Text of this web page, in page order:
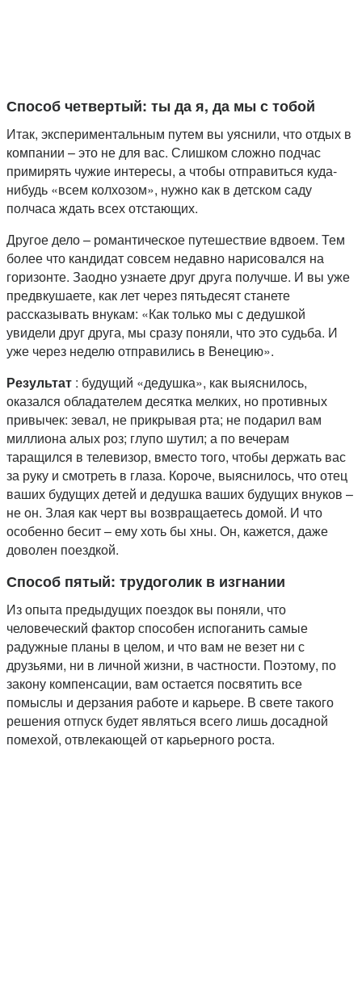
Способ четвертый: ты да я, да мы с тобой
Итак, экспериментальным путем вы уяснили, что отдых в
компании – это не для вас. Слишком сложно подчас
примирять чужие интересы, а чтобы отправиться куда-
нибудь «всем колхозом», нужно как в детском саду
полчаса ждать всех отстающих.
Другое дело – романтическое путешествие вдвоем. Тем
более что кандидат совсем недавно нарисовался на
горизонте. Заодно узнаете друг друга получше. И вы уже
предвкушаете, как лет через пятьдесят станете
рассказывать внукам: «Как только мы с дедушкой
увидели друг друга, мы сразу поняли, что это судьба. И
уже через неделю отправились в Венецию».
Результат : будущий «дедушка», как выяснилось,
оказался обладателем десятка мелких, но противных
привычек: зевал, не прикрывая рта; не подарил вам
миллиона алых роз; глупо шутил; а по вечерам
таращился в телевизор, вместо того, чтобы держать вас
за руку и смотреть в глаза. Короче, выяснилось, что отец
ваших будущих детей и дедушка ваших будущих внуков –
не он. Злая как черт вы возвращаетесь домой. И что
особенно бесит – ему хоть бы хны. Он, кажется, даже
доволен поездкой.
Способ пятый: трудоголик в изгнании
Из опыта предыдущих поездок вы поняли, что
человеческий фактор способен испоганить самые
радужные планы в целом, и что вам не везет ни с
друзьями, ни в личной жизни, в частности. Поэтому, по
закону компенсации, вам остается посвятить все
помыслы и дерзания работе и карьере. В свете такого
решения отпуск будет являться всего лишь досадной
помехой, отвлекающей от карьерного роста.